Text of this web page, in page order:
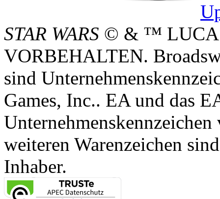
STAR WARS © & ™
VORBEHALTEN.
sind
Games, Inc.. EA und das
weiteren Warenzeichen
Inhaber.